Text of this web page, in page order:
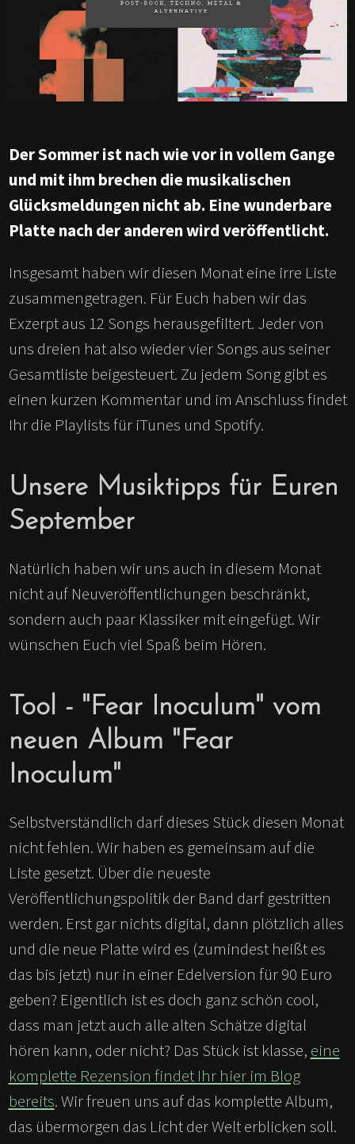
Der Sommer ist nach wie vor in vollem Gange
und mit ihm brechen die musikalischen
Glücksmeldungen nicht ab. Eine wunderbare
Platte nach der anderen wird veröffentlicht.
Insgesamt haben wir diesen Monat eine irre Liste
zusammengetragen. Für Euch haben wir das
Exzerpt aus 12 Songs herausgefiltert. Jeder von
uns dreien hat also wieder vier Songs aus seiner
Gesamtliste beigesteuert. Zu jedem Song gibt es
einen kurzen Kommentar und im Anschluss findet
Ihr die Playlists für iTunes und Spotify.
Unsere Musiktipps für Euren
September
Natürlich haben wir uns auch in diesem Monat
nicht auf Neuveröffentlichungen beschränkt,
sondern auch paar Klassiker mit eingefügt. Wir
wünschen Euch viel Spaß beim Hören.
Tool - "Fear Inoculum" vom
neuen Album "Fear
Inoculum"
Selbstverständlich darf dieses Stück diesen Monat
nicht fehlen. Wir haben es gemeinsam auf die
Liste gesetzt. Über die neueste
Veröffentlichungspolitik der Band darf gestritten
werden. Erst gar nichts digital, dann plötzlich alles
und die neue Platte wird es (zumindest heißt es
das bis jetzt) nur in einer Edelversion für 90 Euro
geben? Eigentlich ist es doch ganz schön cool,
dass man jetzt auch alle alten Schätze digital
hören kann, oder nicht? Das Stück ist klasse, eine
komplette Rezension findet Ihr hier im Blog
bereits. Wir freuen uns auf das komplette Album,
das übermorgen das Licht der Welt erblicken soll.